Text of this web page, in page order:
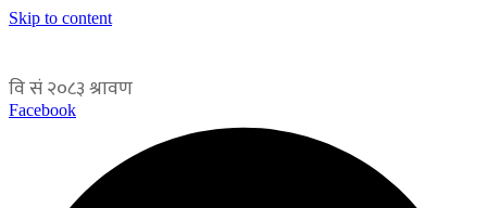
Skip to content
Facebook